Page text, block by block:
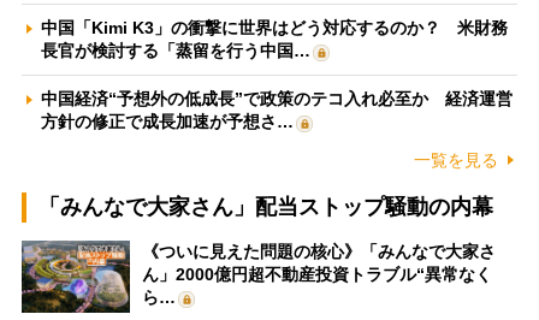
中国「Kimi K3」の衝撃に世界はどう対応するのか？ 米財務
長官が検討する「蒸留を行う中国…
中国経済“予想外の低成長”で政策のテコ入れ必至か 経済運営
方針の修正で成長加速が予想さ…
一覧を見る
「みんなで大家さん」配当ストップ騒動の内幕
《ついに見えた問題の核心》「みんなで大家さ
ん」2000億円超不動産投資トラブル“異常なく
ら…